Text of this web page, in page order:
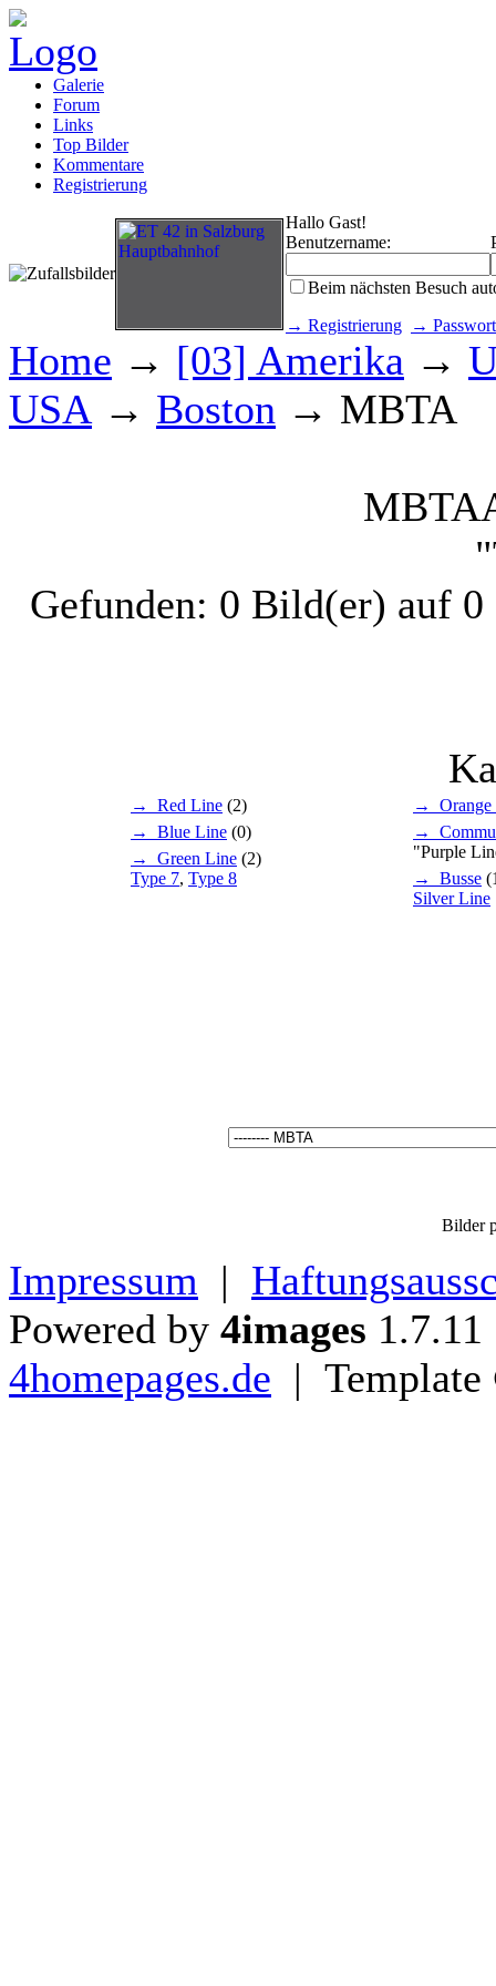
Galerie
Forum
Links
Top Bilder
Kommentare
Registrierung
Hallo Gast!
Benutzername:
Beim nächsten Besuch
→ Registrierung
→
Home → [03] Amerika →
USA → Boston → MBTA
MBTA
Gefunden: 0 Bild(er) auf
→ Red Line (2)
→ Blue Line (0)
→ Green Line (2)
Type 7, Type 8
→ Orange
→
"Purple
→ Busse
Silver Line
Bilder
Impressum |
Powered by 4images
4homepages.de |